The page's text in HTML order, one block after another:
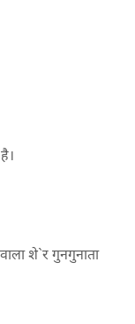
शे`र गुनगुनाता